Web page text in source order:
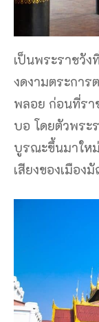
เป็นพระราชวั
งดงามตระการ
พลอย ก่อนที่รา
บอ โดยตัวพระ
บูรณะขึ้นมาให
เสียงของเมือง